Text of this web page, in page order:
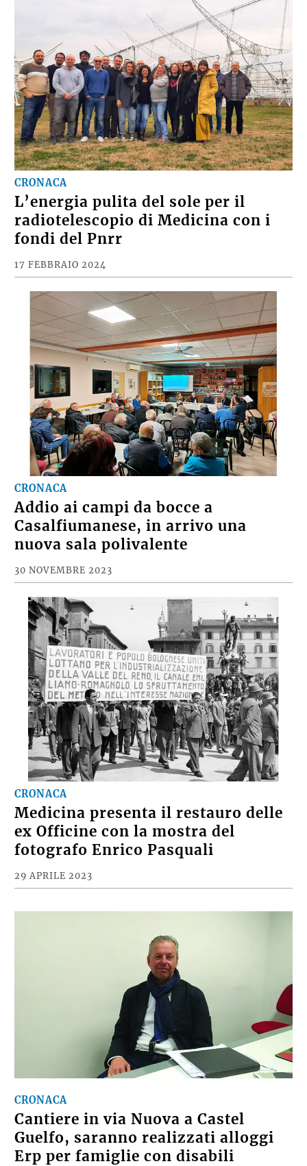
CRONACA
L’energia pulita del sole per il
radiotelescopio di Medicina con i
fondi del Pnrr
17 FEBBRAIO 2024
CRONACA
Addio ai campi da bocce a
Casalfiumanese, in arrivo una
nuova sala polivalente
30 NOVEMBRE 2023
CRONACA
Medicina presenta il restauro delle
ex Officine con la mostra del
fotografo Enrico Pasquali
29 APRILE 2023
CRONACA
Cantiere in via Nuova a Castel
Guelfo, saranno realizzati alloggi
Erp per famiglie con disabili